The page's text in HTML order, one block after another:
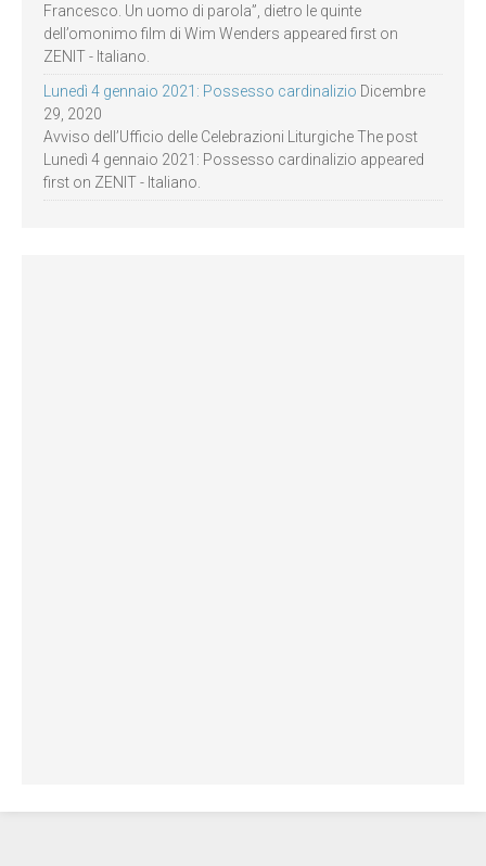
Francesco. Un uomo di parola”, dietro le quinte
dell’omonimo film di Wim Wenders appeared first on
ZENIT - Italiano.
Lunedì 4 gennaio 2021: Possesso cardinalizio Dicembre
29, 2020
Avviso dell’Ufficio delle Celebrazioni Liturgiche The post
Lunedì 4 gennaio 2021: Possesso cardinalizio appeared
first on ZENIT - Italiano.